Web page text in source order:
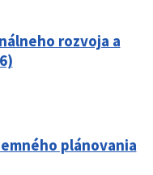
rozvoja a
plánovania